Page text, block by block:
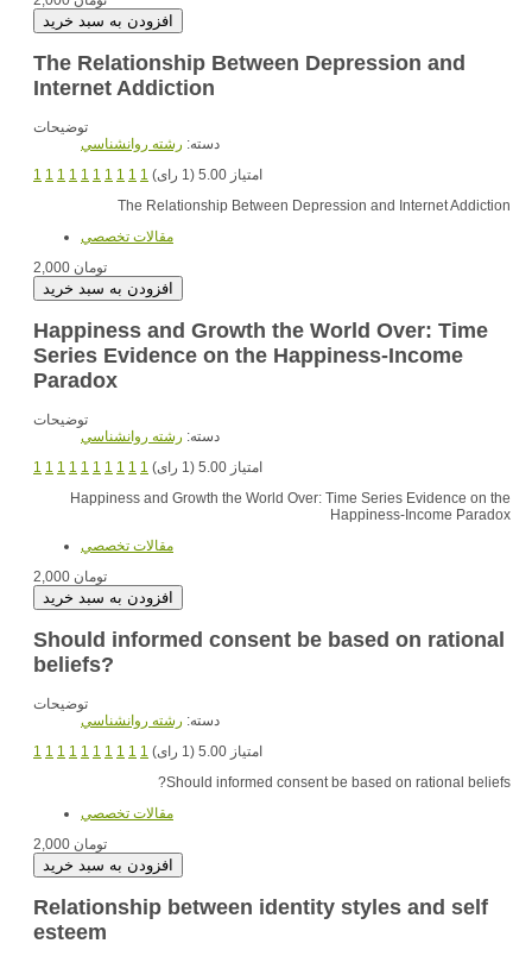
The Relationship Between Depression and
Internet Addiction
توضیحات
دسته: رشته روانشناسي
1 1 1 1 1 1 1 1 1 1
امتیاز 5.00 (1 رای)
The Relationship Between Depression and Internet Addiction
مقالات تخصصي
2,000 تومان
Happiness and Growth the World Over: Time
Series Evidence on the Happiness-Income
Paradox
توضیحات
دسته: رشته روانشناسي
1 1 1 1 1 1 1 1 1 1
امتیاز 5.00 (1 رای)
Happiness and Growth the World Over: Time Series Evidence on the
Happiness-Income Paradox
مقالات تخصصي
2,000 تومان
Should informed consent be based on rational
beliefs?
توضیحات
دسته: رشته روانشناسي
1 1 1 1 1 1 1 1 1 1
امتیاز 5.00 (1 رای)
Should informed consent be based on rational beliefs?
مقالات تخصصي
2,000 تومان
Relationship between identity styles and self
esteem